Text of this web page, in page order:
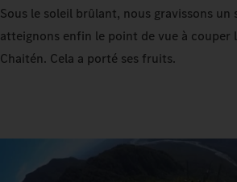
Sous le soleil brûlant, nous gravissons un
atteignons enfin le point de vue à couper
Chaitén. Cela a porté ses fruits.